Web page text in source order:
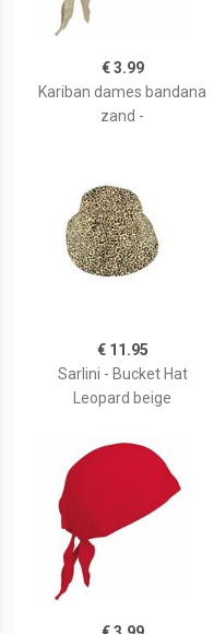
€ 3.99
Kariban dames bandana
zand -
€ 11.95
Sarlini - Bucket Hat
Leopard beige